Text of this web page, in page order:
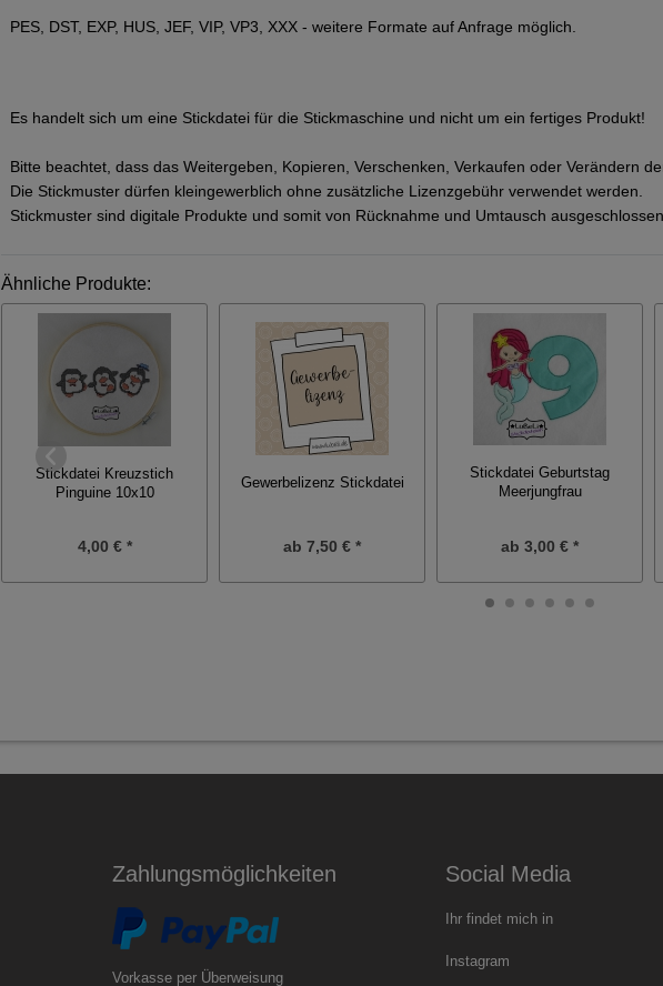
PES, DST, EXP, HUS, JEF, VIP, VP3, XXX - weitere Formate auf Anfrage möglich.
Es handelt sich um eine Stickdatei für die Stickmaschine und nicht um ein fertiges Produkt!
Bitte beachtet, dass das Weitergeben, Kopieren, Verschenken, Verkaufen oder Verändern
Die Stickmuster dürfen kleingewerblich ohne zusätzliche Lizenzgebühr verwendet werden.
Stickmuster sind digitale Produkte und somit von Rücknahme und Umtausch
Ähnliche Produkte:
Stickdatei Kreuzstich
Pinguine 10x10
4,00 € *
Gewerbelizenz Stickdatei
ab 7,50 € *
Stickdatei Geburtstag
Meerjungfrau
ab 3,00 € *
Zahlungsmöglichkeiten
Vorkasse per Überweisung
Social Media
Ihr findet mich in
Instagram